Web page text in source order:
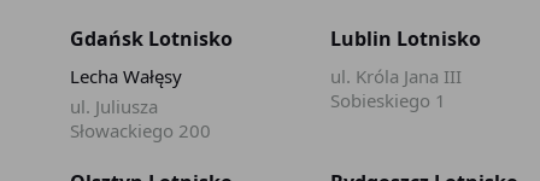
Gdańsk Lotnisko
Lecha Wałęsy
ul. Juliusza
Słowackiego 200
Lublin Lotnisko
ul. Króla Jana III
Sobieskiego 1